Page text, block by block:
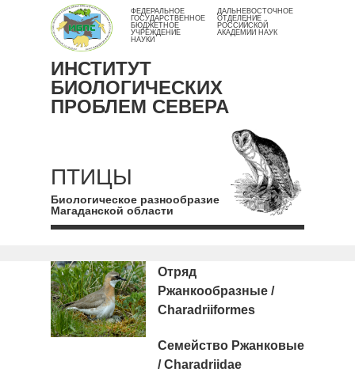
ИНСТИТУТ
БИОЛОГИЧЕСКИХ
ПРОБЛЕМ СЕВЕРА
ФЕДЕРАЛЬНОЕ
ГОСУДАРСТВЕННОЕ
БЮДЖЕТНОЕ
УЧРЕЖДЕНИЕ
НАУКИ
ДАЛЬНЕВОСТОЧНОЕ
ОТДЕЛЕНИЕ
РОССИЙСКОЙ
АКАДЕМИИ НАУК
ПТИЦЫ
Биологическое разнообразие
Магаданской области
Семейство Ржанковые
/Charadriidae
Отряд
Ржанкообразные /
Charadriiformes